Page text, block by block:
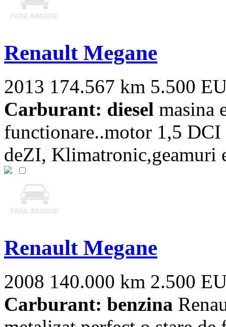
Renault Megane
2013 174.567 km 5.500
Carburant: diesel masina
functionare..motor 1,5
deZI, Klimatronic,geamuri
Renault Megane
2008 140.000 km 2.500
Carburant: benzina